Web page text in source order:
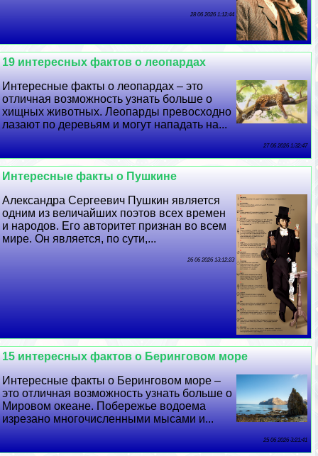
28 06 2026 1:12:44
19 интересных фактов о леопардах
Интересные факты о леопардах – это
отличная возможность узнать больше о
хищных животных. Леопарды превосходно
лазают по деревьям и могут нападать на...
27 06 2026 1:32:47
Интересные факты о Пушкине
Александра Сергеевич Пушкин является
одним из величайших поэтов всех времен
и народов. Его авторитет признан во всем
мире. Он является, по сути,...
26 06 2026 13:12:23
15 интересных фактов о Беринговом море
Интересные факты о Беринговом море –
это отличная возможность узнать больше о
Мировом океане. Побережье водоема
изрезано многочисленными мысами и...
25 06 2026 3:21:41